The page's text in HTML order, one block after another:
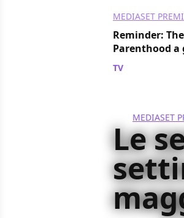
MEDIASET
Reminder:
Parenthood a
TV
MEDIASET
Le